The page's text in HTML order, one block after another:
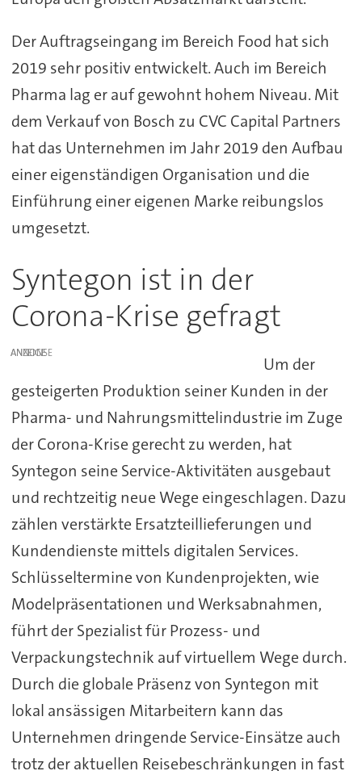
Der Auftragseingang im Bereich Food hat sich
2019 sehr positiv entwickelt. Auch im Bereich
Pharma lag er auf gewohnt hohem Niveau. Mit
dem Verkauf von Bosch zu CVC Capital Partners
hat das Unternehmen im Jahr 2019 den Aufbau
einer eigenständigen Organisation und die
Einführung einer eigenen Marke reibungslos
umgesetzt.
Syntegon ist in der
Corona-Krise gefragt
ANZEIGE
Um der
gesteigerten Produktion seiner Kunden in der
Pharma- und Nahrungsmittelindustrie im Zuge
der Corona-Krise gerecht zu werden, hat
Syntegon seine Service-Aktivitäten ausgebaut
und rechtzeitig neue Wege eingeschlagen. Dazu
zählen verstärkte Ersatzteillieferungen und
Kundendienste mittels digitalen Services.
Schlüsseltermine von Kundenprojekten, wie
Modelpräsentationen und Werksabnahmen,
führt der Spezialist für Prozess- und
Verpackungstechnik auf virtuellem Wege durch.
Durch die globale Präsenz von Syntegon mit
lokal ansässigen Mitarbeitern kann das
Unternehmen dringende Service-Einsätze auch
trotz der aktuellen Reisebeschränkungen in fast